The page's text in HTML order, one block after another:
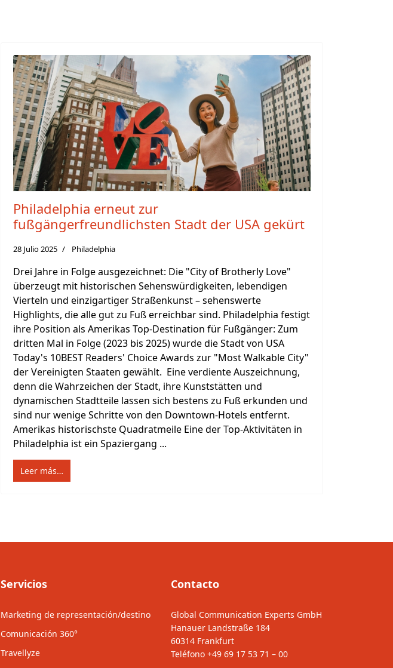
Philadelphia erneut zur
fußgängerfreundlichsten Stadt der USA gekürt
28 Julio 2025 Philadelphia
Drei Jahre in Folge ausgezeichnet: Die "City of Brotherly Love"
überzeugt mit historischen Sehenswürdigkeiten, lebendigen
Vierteln und einzigartiger Straßenkunst – sehenswerte
Highlights, die alle gut zu Fuß erreichbar sind. Philadelphia festigt
ihre Position als Amerikas Top-Destination für Fußgänger: Zum
dritten Mal in Folge (2023 bis 2025) wurde die Stadt von USA
Today's 10BEST Readers' Choice Awards zur "Most Walkable City"
der Vereinigten Staaten gewählt. Eine verdiente Auszeichnung,
denn die Wahrzeichen der Stadt, ihre Kunststätten und
dynamischen Stadtteile lassen sich bestens zu Fuß erkunden und
sind nur wenige Schritte von den Downtown-Hotels entfernt.
Amerikas historischste Quadratmeile Eine der Top-Aktivitäten in
Philadelphia ist ein Spaziergang ...
Leer más…
Servicios
Marketing de representación/destino
Comunicación 360°
Travellyze
Contacto
Global Communication Experts GmbH
Hanauer Landstraße 184
60314 Frankfurt
Teléfono +49 69 17 53 71 – 00